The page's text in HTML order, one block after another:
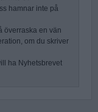
hamnar inte på
överraska en vän
om du skriver
ha Nyhetsbrevet